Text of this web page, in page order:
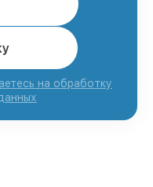
на обработку